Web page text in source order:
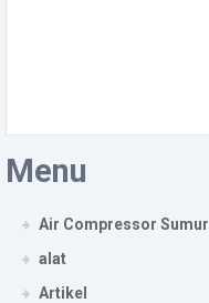
Menu
Air Compressor Sumur
alat
Artikel